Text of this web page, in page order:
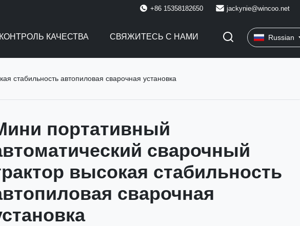
+86 15358182650 jackynie@wincoo.net
КОНТРОЛЬ КАЧЕСТВА СВЯЖИТЕСЬ С НАМИ Russian
стабильность автопиловая сварочная установка
портативный
сварочный
высокая стабильность
сварочная